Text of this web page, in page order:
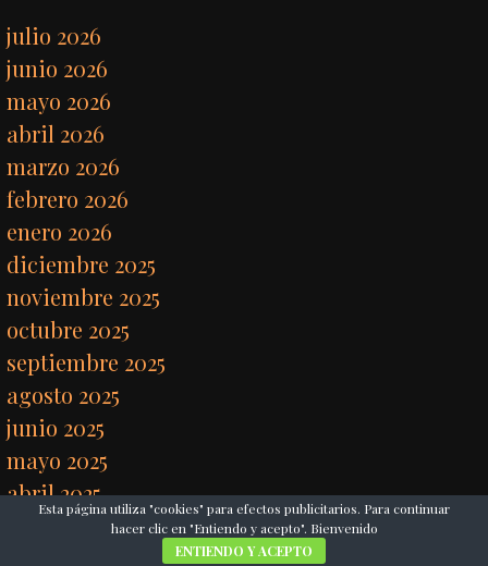
julio 2026
junio 2026
mayo 2026
abril 2026
marzo 2026
febrero 2026
enero 2026
diciembre 2025
noviembre 2025
octubre 2025
septiembre 2025
agosto 2025
junio 2025
mayo 2025
abril 2025
marzo 2025
Esta página utiliza "cookies" para efectos publicitarios. Para continuar
hacer clic en "Entiendo y acepto". Bienvenido
ENTIENDO Y ACEPTO